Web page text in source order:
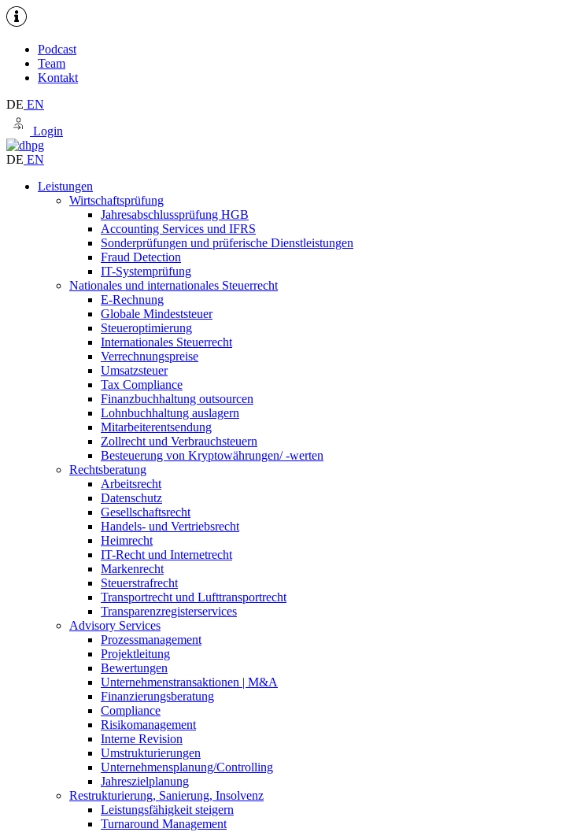
Podcast
Team
Kontakt
DE EN
Login
DE EN
Leistungen
Wirtschaftsprüfung
Jahresabschlussprüfung HGB
Accounting Services und IFRS
Sonderprüfungen und prüferische Dienstleistungen
Fraud Detection
IT-Systemprüfung
Nationales und internationales Steuerrecht
E-Rechnung
Globale Mindeststeuer
Steueroptimierung
Internationales Steuerrecht
Verrechnungspreise
Umsatzsteuer
Tax Compliance
Finanzbuchhaltung outsourcen
Lohnbuchhaltung auslagern
Mitarbeiterentsendung
Zollrecht und Verbrauchsteuern
Besteuerung von Kryptowährungen/ -werten
Rechtsberatung
Arbeitsrecht
Datenschutz
Gesellschaftsrecht
Handels- und Vertriebsrecht
Heimrecht
IT-Recht und Internetrecht
Markenrecht
Steuerstrafrecht
Transportrecht und Lufttransportrecht
Transparenzregisterservices
Advisory Services
Prozessmanagement
Projektleitung
Bewertungen
Unternehmenstransaktionen | M&A
Finanzierungsberatung
Compliance
Risikomanagement
Interne Revision
Umstrukturierungen
Unternehmensplanung/Controlling
Jahreszielplanung
Restrukturierung, Sanierung, Insolvenz
Leistungsfähigkeit steigern
Turnaround Management